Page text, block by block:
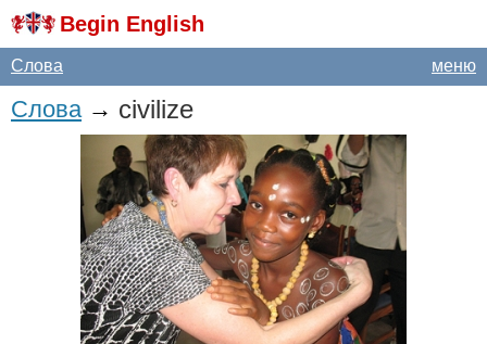
Begin English
меню
Слова
Слова→ civilize